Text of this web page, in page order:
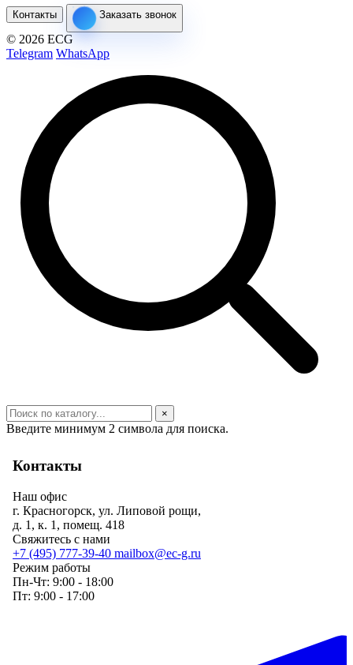
Контакты Заказать звонок
© 2026 ECG
Telegram WhatsApp
×
Введите минимум 2 символа для поиска.
Контакты
Наш офис
г. Красногорск, ул. Липовой рощи,
д. 1, к. 1, помещ. 418
Свяжитесь с нами
+7 (495) 777-39-40 mailbox@ec-g.ru
Режим работы
Пн-Чт: 9:00 - 18:00
Пт: 9:00 - 17:00